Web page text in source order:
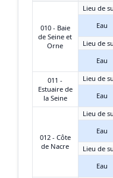
010 - Baie
de Seine et
Orne
Lieu de
Eau
Lieu de
Eau
011 -
Estuaire de
la Seine
Lieu de
Eau
012 - Côte
de Nacre
Lieu de
Eau
Lieu de
Eau